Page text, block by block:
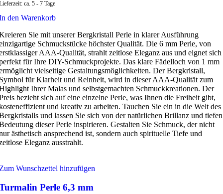
ca. 5 - 7 Tage
den Warenkorb
Sie mit unserer Bergkristall Perle in klarer Ausführung
Schmuckstücke höchster Qualität. Die 6 mm Perle, von
AAA-Qualität, strahlt zeitlose Eleganz aus und eignet sich
für Ihre DIY-Schmuckprojekte. Das klare Fädelloch von 1 mm
vielseitige Gestaltungsmöglichkeiten. Der Bergkristall,
für Klarheit und Reinheit, wird in dieser AAA-Qualität zum
Ihrer Malas und selbstgemachten Schmuckkreationen. Der
bezieht sich auf eine einzelne Perle, was Ihnen die Freiheit gibt,
und kreativ zu arbeiten. Tauchen Sie ein in die Welt des
und lassen Sie sich von der natürlichen Brillanz und tiefen
dieser Perle inspirieren. Gestalten Sie Schmuck, der nicht
ästhetisch ansprechend ist, sondern auch spirituelle Tiefe und
Eleganz ausstrahlt.
Wunschzettel hinzufügen
Perle 6,3 mm